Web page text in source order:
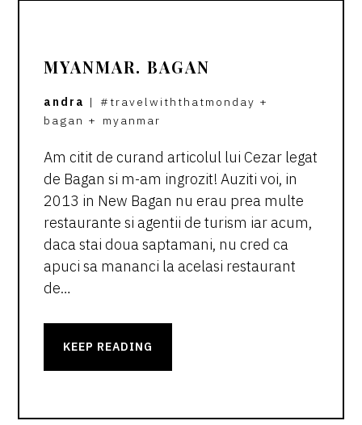
MYANMAR. BAGAN
andra | #travelwiththatmonday +
bagan + myanmar
Am citit de curand articolul lui Cezar legat
de Bagan si m-am ingrozit! Auziti voi, in
2013 in New Bagan nu erau prea multe
restaurante si agentii de turism iar acum,
daca stai doua saptamani, nu cred ca
apuci sa mananci la acelasi restaurant
de…
KEEP READING